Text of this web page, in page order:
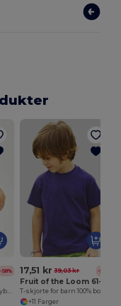
-58%
Myk og Komfortabel Babybody i Bomull
17,51 kr 39,03 kr -55%
+11 Farger